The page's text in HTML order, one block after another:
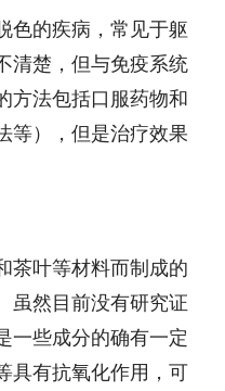
色的疾病，常见于躯
清楚，但与免疫系统
方法包括口服药物和
等），但是治疗效果
茶叶等材料而制成的
虽然目前没有研究证
一些成分的确有一定
具有抗氧化作用，可